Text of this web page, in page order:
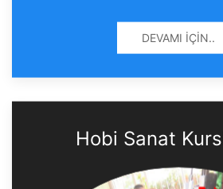
DEVAMI İÇIN..
Hobi Sanat